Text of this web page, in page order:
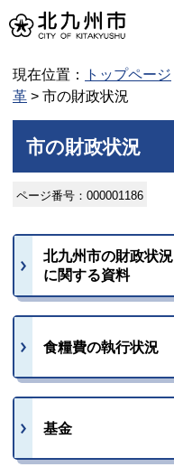
現在位置： トップページ
革 > 市の財政状況
市の財政状況
ページ番号：000001186
北九州市の財政状況
に関する資料
食糧費の執行状況
基金